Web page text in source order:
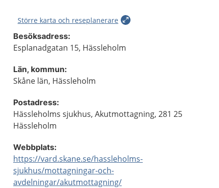
Större karta och reseplanerare
Besöksadress:
Esplanadgatan 15, Hässleholm
Län, kommun:
Skåne län, Hässleholm
Postadress:
Hässleholms sjukhus, Akutmottagning, 281 25
Hässleholm
Webbplats:
https://vard.skane.se/hassleholms-
sjukhus/mottagningar-och-
avdelningar/akutmottagning/